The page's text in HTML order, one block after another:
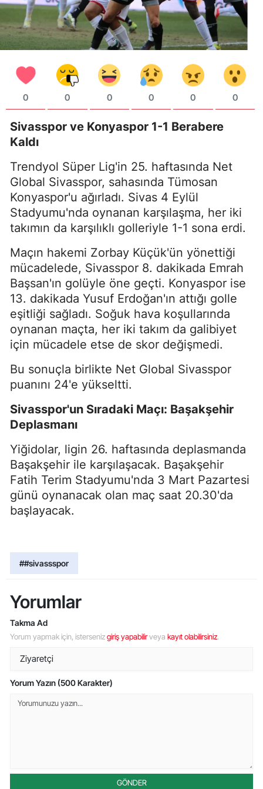
0 0 0 0 0 0
Sivasspor ve Konyaspor 1-1 Berabere
Kaldı
Trendyol Süper Lig'in 25. haftasında Net
Global Sivasspor, sahasında Tümosan
Konyaspor'u ağırladı. Sivas 4 Eylül
Stadyumu'nda oynanan karşılaşma, her iki
takımın da karşılıklı golleriyle 1-1 sona erdi.
Maçın hakemi Zorbay Küçük'ün yönettiği
mücadelede, Sivasspor 8. dakikada Emrah
Başsan'ın golüyle öne geçti. Konyaspor ise
13. dakikada Yusuf Erdoğan'ın attığı golle
eşitliği sağladı. Soğuk hava koşullarında
oynanan maçta, her iki takım da galibiyet
için mücadele etse de skor değişmedi.
Bu sonuçla birlikte Net Global Sivasspor
puanını 24'e yükseltti.
Sivasspor'un Sıradaki Maçı: Başakşehir
Deplasmanı
Yiğidolar, ligin 26. haftasında deplasmanda
Başakşehir ile karşılaşacak. Başakşehir
Fatih Terim Stadyumu'nda 3 Mart Pazartesi
günü oynanacak olan maç saat 20.30'da
başlayacak.
##sivassspor
Yorumlar
Takma Ad
Yorum yapmak için, istersenizgiriş yapabilirveya kayıt olabilirsiniz.
Yorum Yazın (500 Karakter)
GÖNDER